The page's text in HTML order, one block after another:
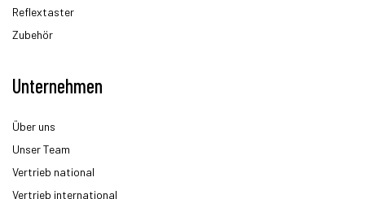
Reflextaster
Zubehör
Unternehmen
Über uns
Unser Team
Vertrieb national
Vertrieb international